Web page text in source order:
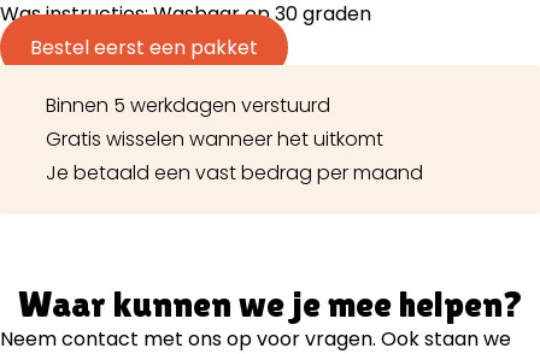
Was instructies: Wasbaar op 30 graden
Bestel eerst een pakket
Binnen 5 werkdagen verstuurd
Gratis wisselen wanneer het uitkomt
Je betaald een vast bedrag per maand
Waar kunnen we je mee helpen?
Neem contact met ons op voor vragen. Ook staan we